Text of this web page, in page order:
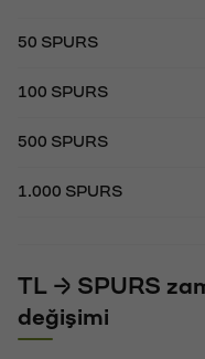
50 SPURS
100 SPURS
500 SPURS
1.000 SPURS
TL → SPURS
değişimi